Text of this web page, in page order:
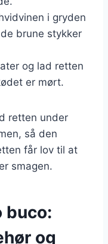
i gryden
brune stykker
og lad retten
er mørt.
retten under
så den
får lov til at
smagen.
buco:
og